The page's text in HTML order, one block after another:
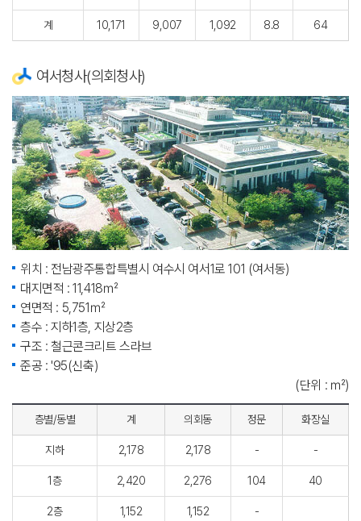
계 10,171 9,007 1,092 8.8 64
여서청사(의회청사)
위치 : 전남광주통합특별시 여수시 여서1로 101 (여서동)
대지면적 : 11,418㎡
연면적 : 5,751㎡
층수 : 지하1층, 지상2층
구조 : 철근콘크리트 스라브
준공 : '95(신축)
(단위 : ㎡)
층별/동별 계 의회동 정문 화장실
지하 2,178 2,178 - -
1층 2,420 2,276 104 40
2층 1,152 1,152 -